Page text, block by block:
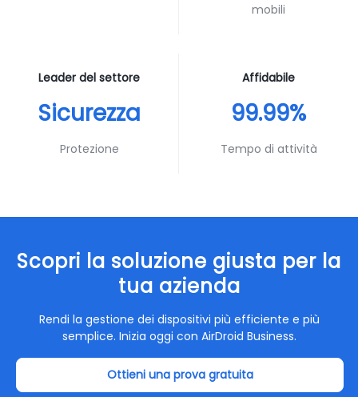
mobili
Leader del settore
Sicurezza
Protezione
Affidabile
99.99%
Tempo di attività
Scopri la soluzione giusta per la
tua azienda
Rendi la gestione dei dispositivi più efficiente e più
semplice. Inizia oggi con AirDroid Business.
Ottieni una prova gratuita